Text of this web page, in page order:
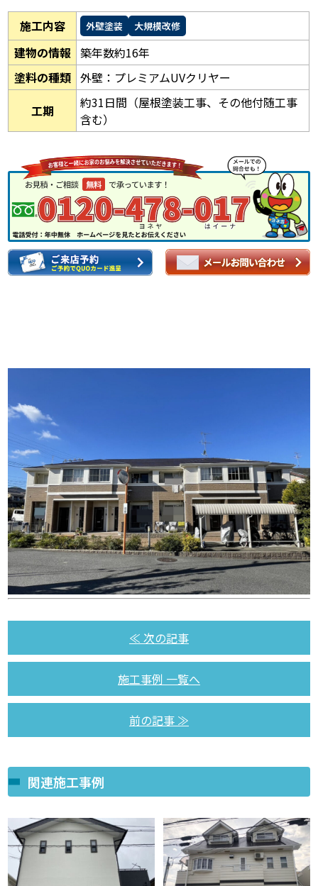
施工内容 外壁塗装 大規模改修
建物の情報 築年数約16年
塗料の種類 外壁：プレミアムUVクリヤー
工期
約31日間（屋根塗装工事、その他付随工事
含む）
≪ 次の記事
施工事例 一覧へ
前の記事 ≫
関連施工事例